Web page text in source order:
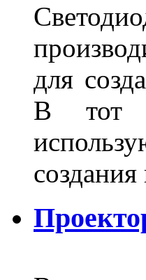
для
В тот